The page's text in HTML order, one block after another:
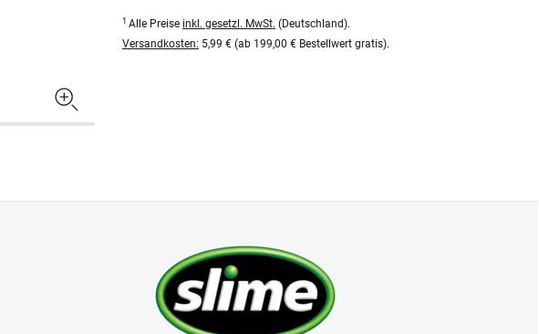
1 Alle Preise inkl. gesetzl. MwSt. (Deutschland).
Versandkosten: 5,99 € (ab 199,00 € Bestellwert gratis).